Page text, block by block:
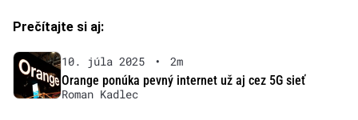
Prečítajte si aj:
10. júla 2025 •
2m
Orange ponúka pevný internet už aj cez 5G sieť
Roman Kadlec